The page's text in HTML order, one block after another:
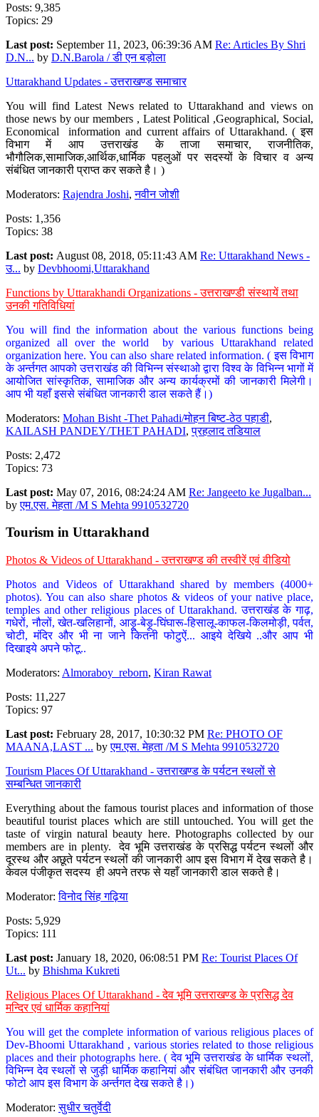
Posts: 9,385
Topics: 29
Last post: September 11, 2023, 06:39:36 AM Re: Articles By Shri
D.N... by D.N.Barola / डी एन बड़ोला
Uttarakhand Updates - उत्तराखण्ड समाचार
You will find Latest News related to Uttarakhand and views on
those news by our members , Latest Political ,Geographical, Social,
Economical information and current affairs of Uttarakhand. ( इस
विभाग में आप उत्तराखंड के ताजा समाचार, राजनीतिक,
भौगौलिक,सामाजिक,आर्थिक,धार्मिक पहलुओं पर सदस्यों के विचार व अन्य
संबंधित जानकारी प्राप्त कर सकते है। )
Moderators: Rajendra Joshi,नवीन जोशी
Posts: 1,356
Topics: 38
Last post: August 08, 2018, 05:11:43 AM Re: Uttarakhand News -
उ... by Devbhoomi,Uttarakhand
Functions by Uttarakhandi Organizations - उत्तराखण्डी संस्थायें तथा
उनकी गतिविधियां
You will find the information about the various functions being
organized all over the world by various Uttarakhand related
organization here. You can also share related information. ( इस विभाग
के अर्न्तगत आपको उत्तराखंड की विभिन्न संस्थाओ द्वारा विश्व के विभिन्न भागों में
आयोजित सांस्कृतिक, सामाजिक और अन्य कार्यक्रमों की जानकारी मिलेगी।
आप भी यहाँ इससे संबंधित जानकारी डाल सकते हैं।)
Moderators: Mohan Bisht -Thet Pahadi/मोहन बिष्ट-ठेठ पहाडी,
KAILASH PANDEY/THET PAHADI,प्रहलाद तडियाल
Posts: 2,472
Topics: 73
Last post: May 07, 2016, 08:24:24 AM Re: Jangeeto ke Jugalban...
byएम.एस. मेहता /M S Mehta 9910532720
Tourism in Uttarakhand
Photos & Videos of Uttarakhand - उत्तराखण्ड की तस्वीरें एवं वीडियो
Photos and Videos of Uttarakhand shared by members (4000+
photos). You can also share photos & videos of your native place,
temples and other religious places of Uttarakhand. उत्तराखंड के गाढ़,
गधेरों, नौलों, खेत-खलिहानों, आड़ू-बेड़ू-घिंघारू-हिसालू-काफल-किलमोड़ी, पर्वत,
चोटी, मंदिर और भी ना जाने कितनी फोटुऐं... आइये देखिये ..और आप भी
दिखाइये अपने फोटू..
Moderators: Almoraboy_reborn, Kiran Rawat
Posts: 11,227
Topics: 97
Last post: February 28, 2017, 10:30:32 PM Re: PHOTO OF
MAANA,LAST ... byएम.एस. मेहता /M S Mehta 9910532720
Tourism Places Of Uttarakhand - उत्तराखण्ड के पर्यटन स्थलों से
सम्बन्धित जानकारी
Everything about the famous tourist places and information of those
beautiful tourist places which are still untouched. You will get the
taste of virgin natural beauty here. Photographs collected by our
members are in plenty. देव भूमि उत्तराखंड के प्रसिद्ध पर्यटन स्थलों और
दूरस्थ और अछूते पर्यटन स्थलों की जानकारी आप इस विभाग में देख सकते है।
केवल पंजीकृत सदस्य ही अपने तरफ से यहाँ जानकारी डाल सकते है।
Moderator:विनोद सिंह गढ़िया
Posts: 5,929
Topics: 111
Last post: January 18, 2020, 06:08:51 PM Re: Tourist Places Of
Ut... by Bhishma Kukreti
Religious Places Of Uttarakhand - देव भूमि उत्तराखण्ड के प्रसिद्ध देव
मन्दिर एवं धार्मिक कहानियां
You will get the complete information of various religious places of
Dev-Bhoomi Uttarakhand , various stories related to those religious
places and their photographs here. ( देव भूमि उत्तराखंड के धार्मिक स्थलों,
विभिन्न देव स्थलों से जुड़ी धार्मिक कहानियां और संबंधित जानकारी और उनकी
फोटो आप इस विभाग के अर्न्तगत देख सकते है।)
Moderator:सुधीर चतुर्वेदी